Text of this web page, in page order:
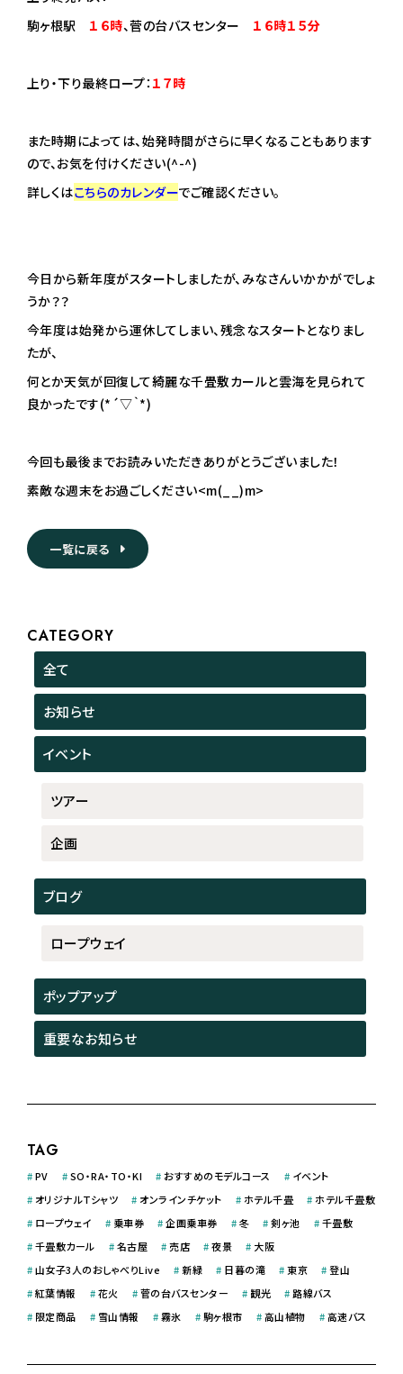
駒ヶ根駅 １６時、菅の台バスセンター １６時１５分
上り・下り最終ロープ： １７時
また時期によっては、始発時間がさらに早くなることもあります
ので、お気を付けください(^-^)
詳しくはこちらのカレンダーでご確認ください。
今日から新年度がスタートしましたが、みなさんいかかがでしょ
うか？？
今年度は始発から運休してしまい、残念なスタートとなりまし
たが、
何とか天気が回復して綺麗な千畳敷カールと雲海を見られて
良かったです(*´▽｀*)
今回も最後までお読みいただきありがとうございました！
素敵な週末をお過ごしください<m(__)m>
一覧に戻る
CATEGORY
全て
お知らせ
イベント
ツアー
企画
ブログ
ロープウェイ
ポップアップ
重要なお知らせ
TAG
#PV #SO・RA・TO・KI #おすすめのモデルコース # イベント
# オリジナルＴシャツ # オンラインチケット # ホテル千畳 # ホテル千畳敷
# ロープウェイ # 乗車券 #企画乗車券 #冬 #剣ヶ池 #千畳敷
#千畳敷カール #名古屋 #売店 #夜景 # 大阪
#山女子3人のおしゃべりLive # 新緑 # 日暮の滝 #東京 #登山
#紅葉情報 #花火 #菅の台バスセンター # 観光 # 路線バス
# 限定商品 # 雪山情報 #霧氷 #駒ヶ根市 #高山植物 #高速バス